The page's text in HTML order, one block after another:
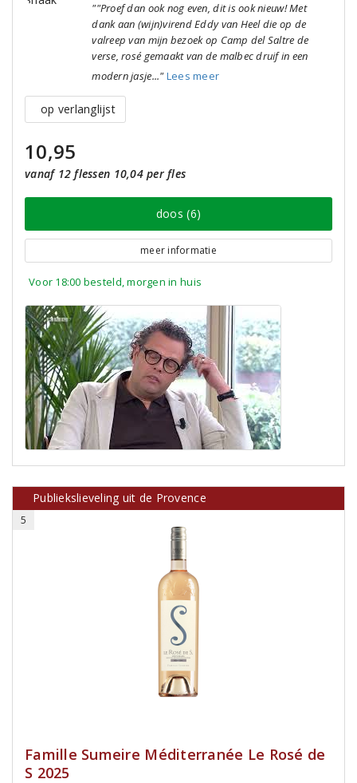
""Proef dan ook nog even, dit is ook nieuw! Met
dank aan (wijn)virend Eddy van Heel die op de
valreep van mijn bezoek op Camp del Saltre de
verse, rosé gemaakt van de malbec druif in een
modern jasje..." Lees meer
op verlanglijst
10,95
vanaf 12 flessen 10,04 per fles
doos (6)
meer informatie
Voor 18:00 besteld, morgen in huis
Publiekslieveling uit de Provence
5
Famille Sumeire Méditerranée Le Rosé de
S 2025